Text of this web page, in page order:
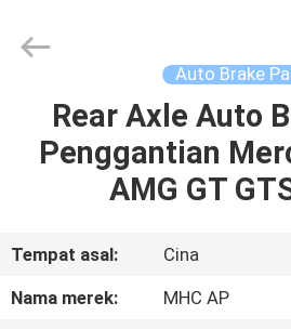
RUMAH
PRODUK
TENTANG
KAMI
Parts
Limited.
Auto Brake
Rear Axle Auto
Penggantian
AMG GT
Tempat asal:
Cina
Nama merek:
MHC AP